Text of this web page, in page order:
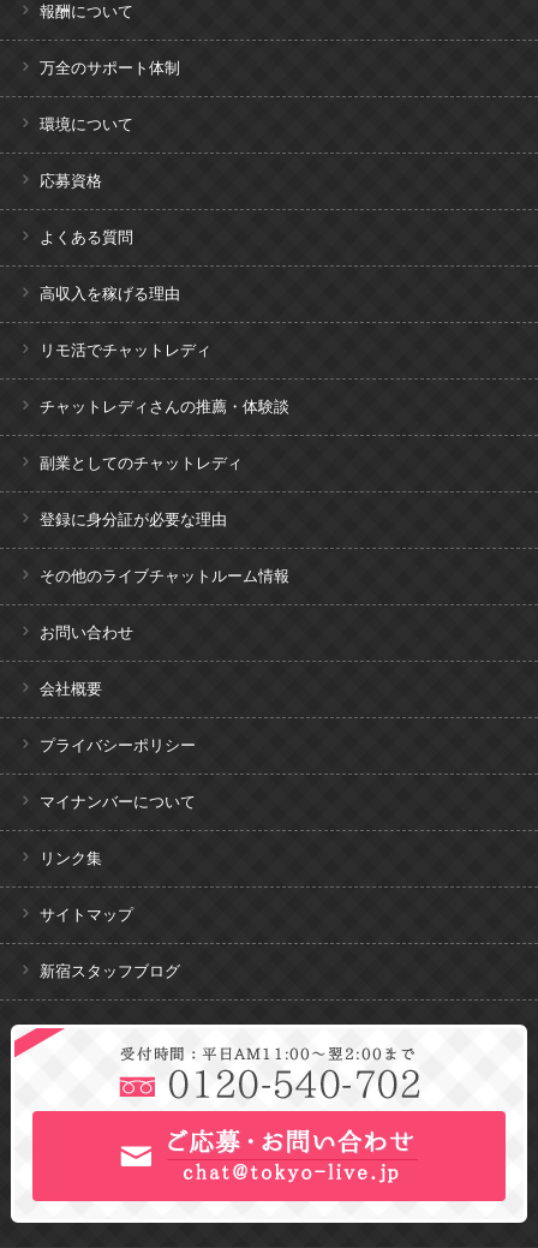
報酬について
万全のサポート体制
環境について
応募資格
よくある質問
高収入を稼げる理由
リモ活でチャットレディ
チャットレディさんの推薦・体験談
副業としてのチャットレディ
登録に身分証が必要な理由
その他のライブチャットルーム情報
お問い合わせ
会社概要
プライバシーポリシー
マイナンバーについて
リンク集
サイトマップ
新宿スタッフブログ